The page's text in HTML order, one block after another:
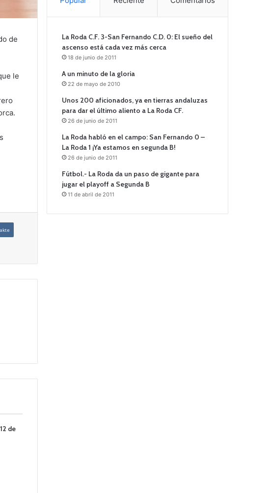
de
le
de
La Roda C.F. 3-San Fernando C.D. 0: El sueño del
ascenso está cada vez más cerca
18 de junio de 2011
A un minuto de la gloria
22 de mayo de 2010
Unos 200 aficionados, ya en tierras andaluzas
para dar el último aliento a La Roda CF.
26 de junio de 2011
La Roda habló en el campo: San Fernando 0 –
La Roda 1 ¡Ya estamos en segunda B!
26 de junio de 2011
Fútbol.- La Roda da un paso de gigante para
jugar el playoff a Segunda B
11 de abril de 2011